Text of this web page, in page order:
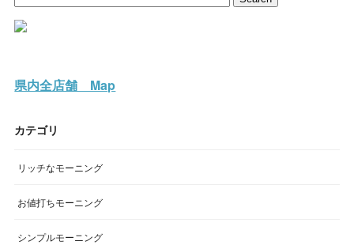
県内全店舗 Map
カテゴリ
リッチなモーニング
お値打ちモーニング
シンプルモーニング